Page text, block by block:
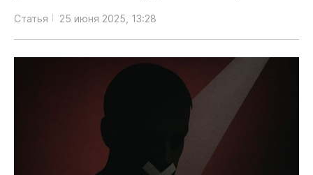
Статья 25 июня 2025, 13:28